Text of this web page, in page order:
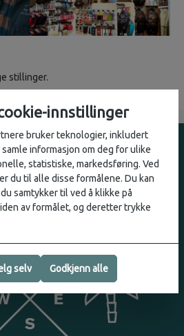
stillinger.
innstillinger
bruker teknologier, inkludert
informasjon om deg for ulike
statistiske, markedsføring. Ved
du til alle disse formålene. Du kan
samtykker til ved å klikke på
av formålet, og deretter trykke
selv Godkjenn alle